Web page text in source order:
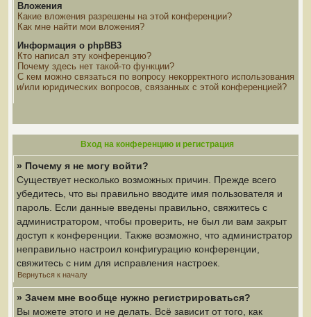
Вложения
Какие вложения разрешены на этой конференции?
Как мне найти мои вложения?
Информация о phpBB3
Кто написал эту конференцию?
Почему здесь нет такой-то функции?
С кем можно связаться по вопросу некорректного использования
и/или юридических вопросов, связанных с этой конференцией?
Вход на конференцию и регистрация
» Почему я не могу войти?
Существует несколько возможных причин. Прежде всего
убедитесь, что вы правильно вводите имя пользователя и
пароль. Если данные введены правильно, свяжитесь с
администратором, чтобы проверить, не был ли вам закрыт
доступ к конференции. Также возможно, что администратор
неправильно настроил конфигурацию конференции,
свяжитесь с ним для исправления настроек.
Вернуться к началу
» Зачем мне вообще нужно регистрироваться?
Вы можете этого и не делать. Всё зависит от того, как